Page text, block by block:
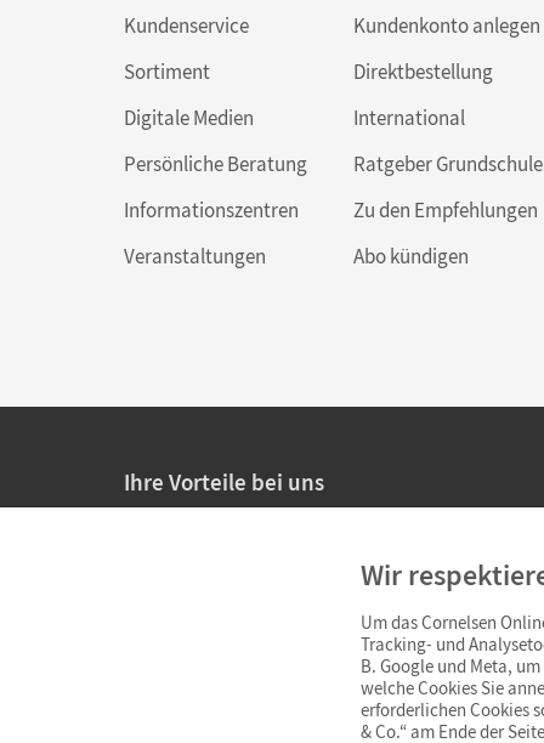
Kundenservice
Sortiment
Digitale Medien
Persönliche Beratung
Informationszentren
Veranstaltungen
Kundenkonto anlegen
Direktbestellung
International
Ratgeber Grundschule
Zu den Empfehlungen
Abo kündigen
Ihre Vorteile bei uns
Persönliche Angebote für Lehrkräfte
Sicheres Einkaufen mit SSL-Verschlüsselung
Widerrufsfristvon 4 Wochen
Schnelle und einfache Retourenabwicklung
Wir
Um das Cornelsen
Tracking- und
B. Google und Meta,
welche Cookies Sie
erforderlichen Cookies
& Co.“ am Ende der